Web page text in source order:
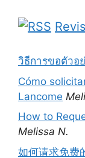
วิธีการขอตัวอ
Cómo
Lancome
How to
Melissa N.
如何请求免费